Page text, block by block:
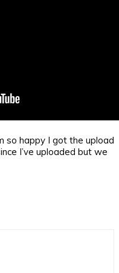
so happy I got the upload
I’ve uploaded but we